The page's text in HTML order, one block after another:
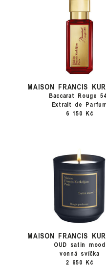
MAISON FRANCIS
Baccarat Rouge
Extrait de
6 150 Kč
MAISON FRANCIS
OUD satin mood
vonná svíčka
2 650 Kč